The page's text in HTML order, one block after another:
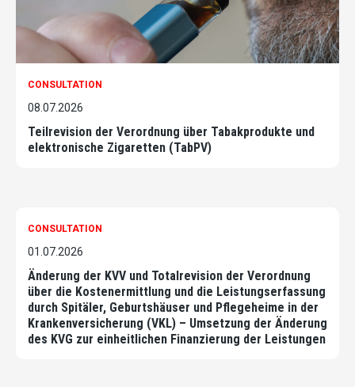
CONSULTATION
08.07.2026
Teilrevision der Verordnung über Tabakprodukte und
elektronische Zigaretten (TabPV)
CONSULTATION
01.07.2026
Änderung der KVV und Totalrevision der Verordnung
über die Kostenermittlung und die Leistungserfassung
durch Spitäler, Geburtshäuser und Pflegeheime in der
Krankenversicherung (VKL) – Umsetzung der Änderung
des KVG zur einheitlichen Finanzierung der Leistungen